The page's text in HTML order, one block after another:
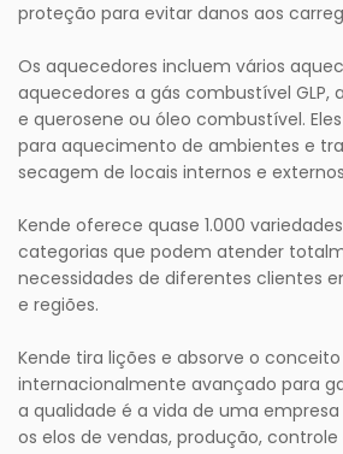
proteção para evitar danos aos
Os aquecedores incluem vários
aquecedores a gás combustível GLP,
e querosene ou óleo combustível.
para aquecimento de ambientes e
secagem de locais internos e
Kende oferece quase 1.000
categorias que podem atender
necessidades de diferentes clientes
e regiões.
Kende tira lições e absorve o
internacionalmente avançado para
a qualidade é a vida de uma
os elos de vendas, produção, controle